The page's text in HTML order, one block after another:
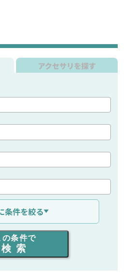
アクセサリを探す
条件を絞る
の条件で
検索